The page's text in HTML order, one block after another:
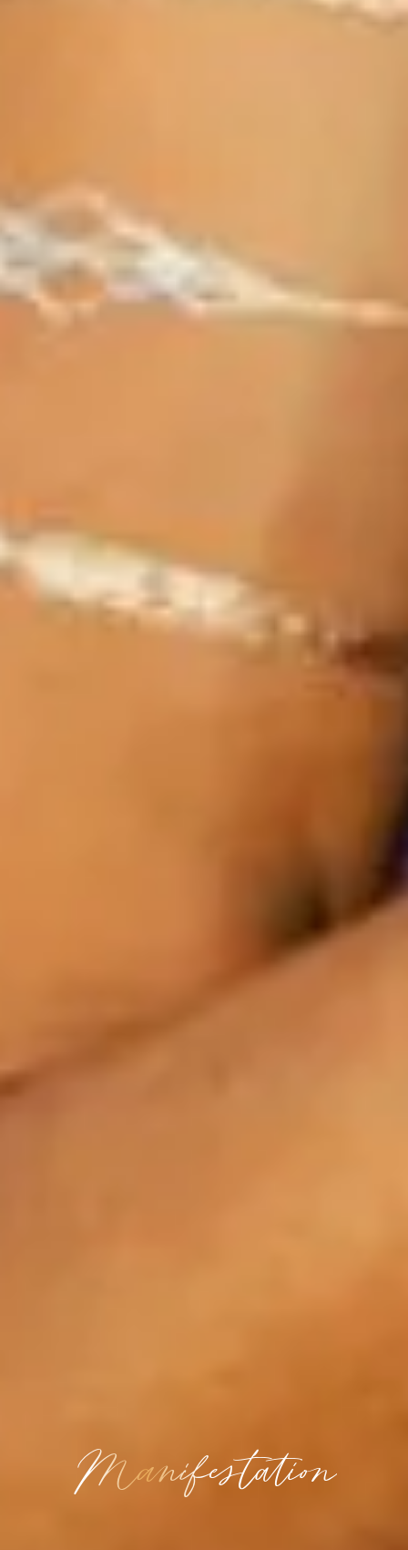
Manifestation